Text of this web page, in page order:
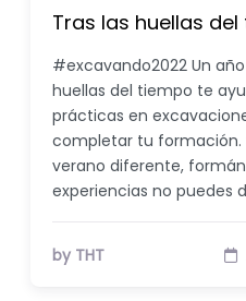
Tras las huellas
#excavando2022 Un
huellas del tiempo te
prácticas en
completar tu formación.
verano diferente,
experiencias no puedes
by THT